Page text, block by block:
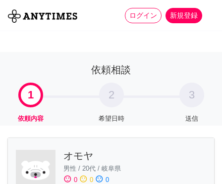
ログイン 新規登録
全て 家事 more_horiz
依頼相談
1
依頼内容
2
希望日時
3
送信
オモヤ
男性 / 20代 / 岐阜県
sentiment_satisfied 0 sentiment_neutral 0 sentiment_dissatisfied 0